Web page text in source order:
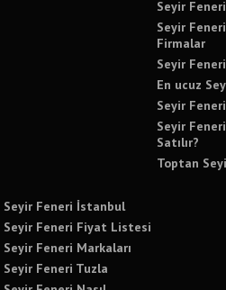
Seyir
Seyir
Firmalar
Seyir
En ucuz
Seyir
Seyir
Satılır?
Toptan
Seyir Feneri İstanbul
Seyir Feneri Fiyat Listesi
Seyir Feneri Markaları
Seyir Feneri Tuzla